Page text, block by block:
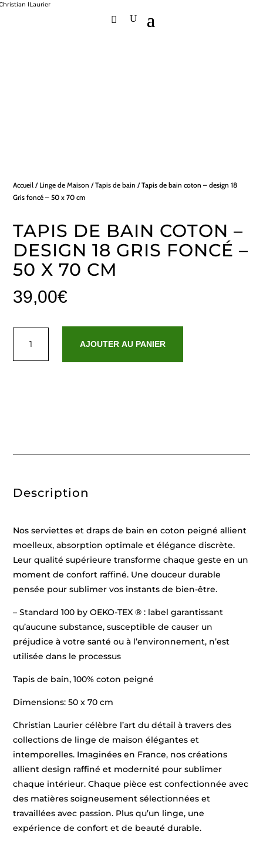
Accueil / Linge de Maison /Tapis de bain / Tapis de bain coton – design 18
Gris foncé – 50 x 70 cm
TAPIS DE BAIN COTON –
DESIGN 18 GRIS FONCÉ –
50 X 70 CM
39,00€
70
AJOUTER AU PANIER
Description
Nos serviettes et draps de bain en coton peigné allient
moelleux, absorption optimale et élégance discrète.
Leur qualité supérieure transforme chaque geste en un
moment de confort raffiné. Une douceur durable
pensée pour sublimer vos instants de bien-être.
– Standard 100 by OEKO-TEX ® : label garantissant
qu’aucune substance, susceptible de causer un
préjudice à votre santé ou à l’environnement, n’est
utilisée dans le processus
Tapis de bain, 100% coton peigné
Dimensions: 50 x 70 cm
Christian Laurier célèbre l’art du détail à travers des
collections de linge de maison élégantes et
intemporelles. Imaginées en France, nos créations
allient design raffiné et modernité pour sublimer
chaque intérieur. Chaque pièce est confectionnée avec
des matières soigneusement sélectionnées et
travaillées avec passion. Plus qu’un linge, une
expérience de confort et de beauté durable.